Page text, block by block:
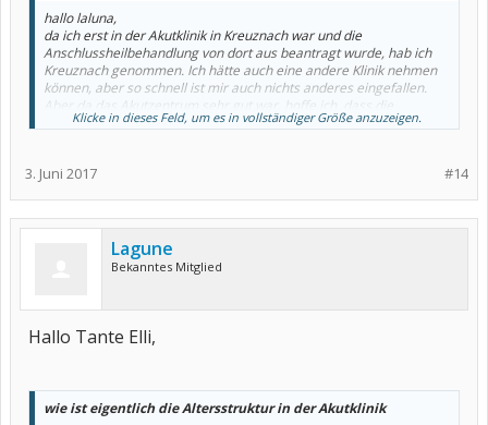
hallo laluna,
da ich erst in der Akutklinik in Kreuznach war und die
Anschlussheilbehandlung von dort aus beantragt wurde, hab ich
Kreuznach genommen. Ich hätte auch eine andere Klinik nehmen
können, aber so schnell ist mir auch nichts anderes eingefallen.
Aber da das Akutzentrum sehr gut war, hoffe ich, dass die
Rehaklinik ebenfalls so gut ist.
Klicke in dieses Feld, um es in vollständiger Größe anzuzeigen.
#14
3. Juni 2017
Lagune
Bekanntes Mitglied
Hallo Tante Elli,
wie ist eigentlich die Altersstruktur in der Akutklinik